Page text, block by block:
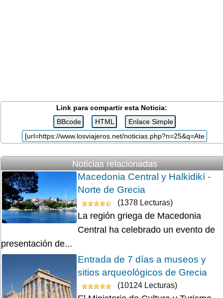
Link para compartir esta Noticia:
Noticias relacionadas
Macedonia Central y Halkidikí -
Norte de Grecia
(1378 Lecturas)
La región griega de Macedonia
Central ha celebrado un evento de
presentación de...
Entrada de 7 días a museos y
sitios arqueológicos de Grecia
(10124 Lecturas)